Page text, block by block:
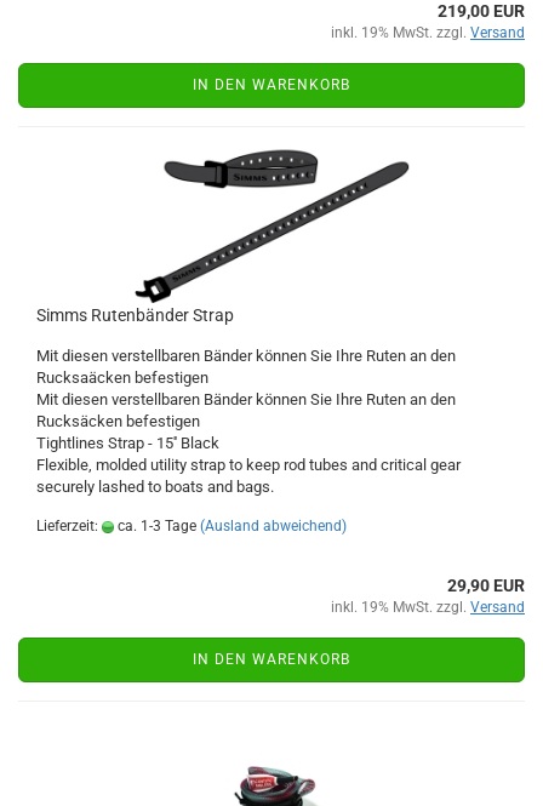
219,00 EUR
inkl. 19% MwSt. zzgl. Versand
IN DEN WARENKORB
Simms Rutenbänder Strap
Mit diesen verstellbaren Bänder können Sie Ihre Ruten an den
Rucksaäcken befestigen
Mit diesen verstellbaren Bänder können Sie Ihre Ruten an den
Rucksäcken befestigen
Tightlines Strap - 15'' Black
Flexible, molded utility strap to keep rod tubes and critical gear
securely lashed to boats and bags.
Lieferzeit: ca. 1-3 Tage (Ausland abweichend)
29,90 EUR
inkl. 19% MwSt. zzgl. Versand
IN DEN WARENKORB